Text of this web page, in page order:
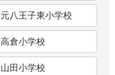
元八王子東小学校
高倉小学校
山田小学校